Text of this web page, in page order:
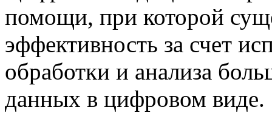
помощи, при которой
эффективность за счет
обработки и анализа
данных в цифровом виде.